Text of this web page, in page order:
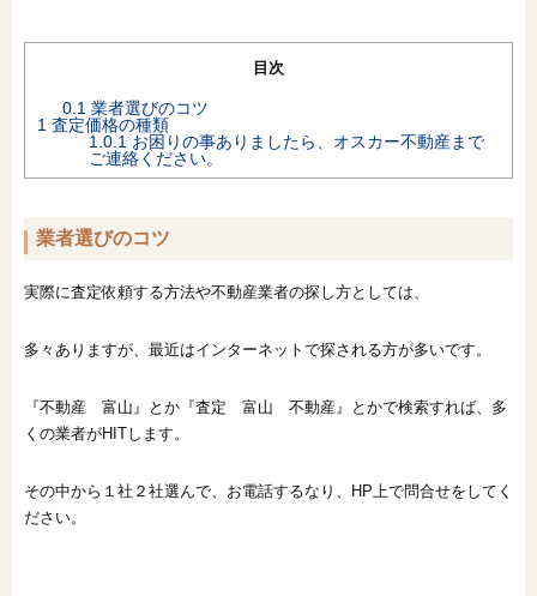
目次
0.1 業者選びのコツ
1 査定価格の種類
1.0.1 お困りの事ありましたら、オスカー不動産まで
ご連絡ください。
業者選びのコツ
実際に査定依頼する方法や不動産業者の探し方としては、
多々ありますが、最近はインターネットで探される方が多いです。
『不動産 富山』とか『査定 富山 不動産』とかで検索すれば、多
くの業者がHITします。
その中から１社２社選んで、お電話するなり、HP上で問合せをしてく
ださい。